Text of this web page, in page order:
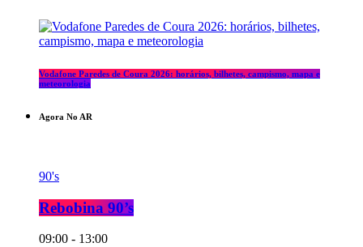
Vodafone Paredes de Coura 2026: horários, bilhetes, campismo, mapa e
meteorologia
Agora No AR
90's
Rebobina 90’s
09:00 - 13:00